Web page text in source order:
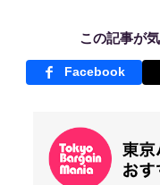
この記事が
Facebook